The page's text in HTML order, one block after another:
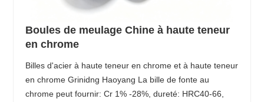
Boules de meulage Chine à haute teneur
en chrome
Billes d'acier à haute teneur en chrome et à haute teneur
en chrome Grinidng Haoyang La bille de fonte au
chrome peut fournir: Cr 1% -28%, dureté: HRC40-66,